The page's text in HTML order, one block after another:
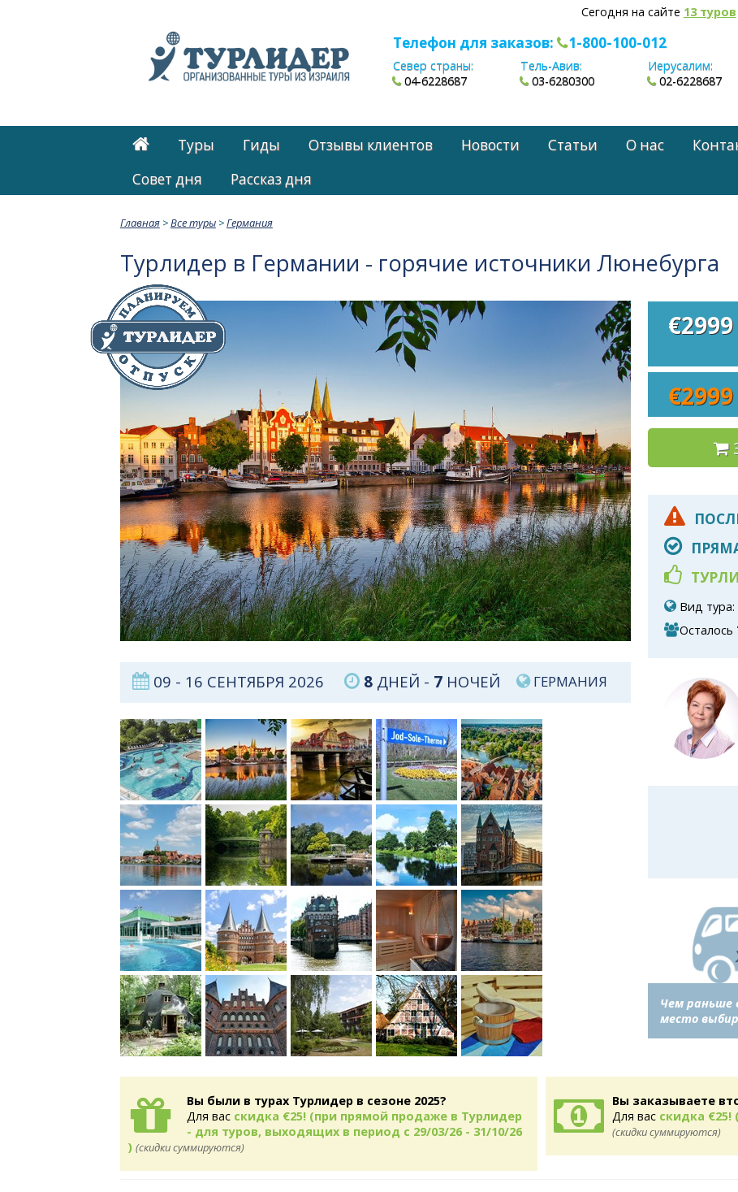
Сегодня на сайте 13 туров
Телефон для заказов: 1-800-100-012
Север страны:
04-6228687
Тель-Авив:
03-6280300
Иерусалим:
02-6228687
Туры Гиды Отзывы клиентов Новости Статьи О нас
Cовет дня
Рассказ дня
Главная>Все туры>Германия
Турлидер в Германии - горячие источники Люнебурга
09 - 16 СЕНТЯБРЯ 2026 8ДНЕЙ - 7НОЧЕЙ ГЕРМАНИЯ
€2999
€2999
Вид тура:
Осталось
Чем раньше
место
Вы были в турах Турлидер в сезоне 2025?
Для вас скидка €25! (при прямой продаже в Турлидер
- для туров, выходящих в период с 29/03/26 - 31/10/26
) (скидки суммируются)
Вы заказываете
Для вас скидка
(скидки суммируются)